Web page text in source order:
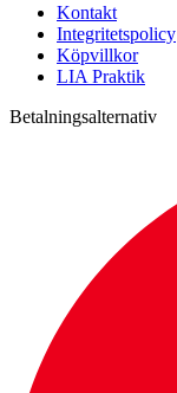
Kontakt
Integritetspolicy
Köpvillkor
LIA Praktik
Betalningsalternativ